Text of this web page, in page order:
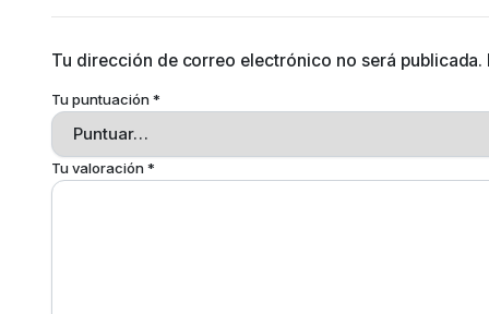
Tu dirección de correo electrónico no será publicada.
Tu puntuación*
Tu valoración*